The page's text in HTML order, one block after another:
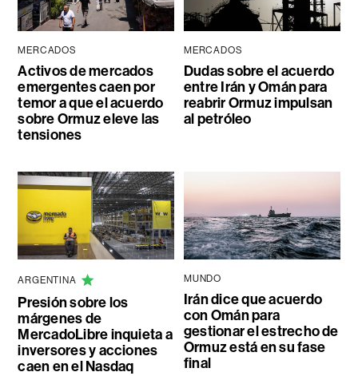
MERCADOS
Activos de mercados
emergentes caen por
temor a que el acuerdo
sobre Ormuz eleve las
tensiones
MERCADOS
Dudas sobre el acuerdo
entre Irán y Omán para
reabrir Ormuz impulsan
al petróleo
ARGENTINA
Presión sobre los
márgenes de
MercadoLibre inquieta a
inversores y acciones
caen en el Nasdaq
MUNDO
Irán dice que acuerdo
con Omán para
gestionar el estrecho de
Ormuz está en su fase
final